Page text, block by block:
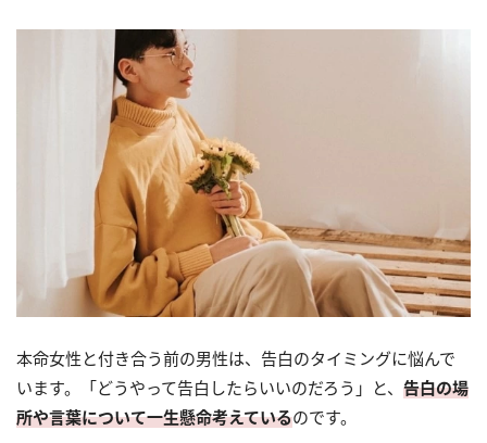
本命女性と付き合う前の男性は、告白のタイミングに悩んで
います。「どうやって告白したらいいのだろう」と、 告白の場
所や言葉について一生懸命考えているのです。